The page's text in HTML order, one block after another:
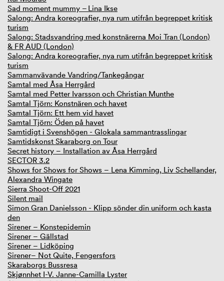
Sad moment mummy – Lina Ikse
Salong: Andra koreografier, nya rum utifrån begreppet kritisk
turism
Salong: Stadsvandring med konstnärerna Moi Tran (London)
& FR AUD (London)
Salong: Andra koreografier, nya rum utifrån begreppet kritisk
turism
Sammanvävande Vandring/Tankegångar
Samtal med Åsa Herrgård
Samtal med Petter Ivarsson och Christian Munthe
Samtal Tjörn: Konstnären och havet
Samtal Tjörn: Ett hem vid havet
Samtal Tjörn: Öden på havet
Samtidigt i Svenshögen - Glokala sammantrasslingar
Samtidskonst Skaraborg on Tour
Secret history – Installation av Åsa Herrgård
SECTOR 3.2
Shows for Shows for Shows – Lena Kimming, Liv Schellander,
Alexandra Wingate
Sierra Shoot-Off 2021
Silent mail
Simon Gran Danielsson - Klipp sönder din uniform och kasta
den
Sirener – Konstepidemin
Sirener – Gällstad
Sirener – Lidköping
Sirener– Not Quite, Fengersfors
Skaraborgs Bussresa
Skjønnhet I-V. Janne-Camilla Lyster